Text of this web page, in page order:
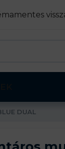
DUAL